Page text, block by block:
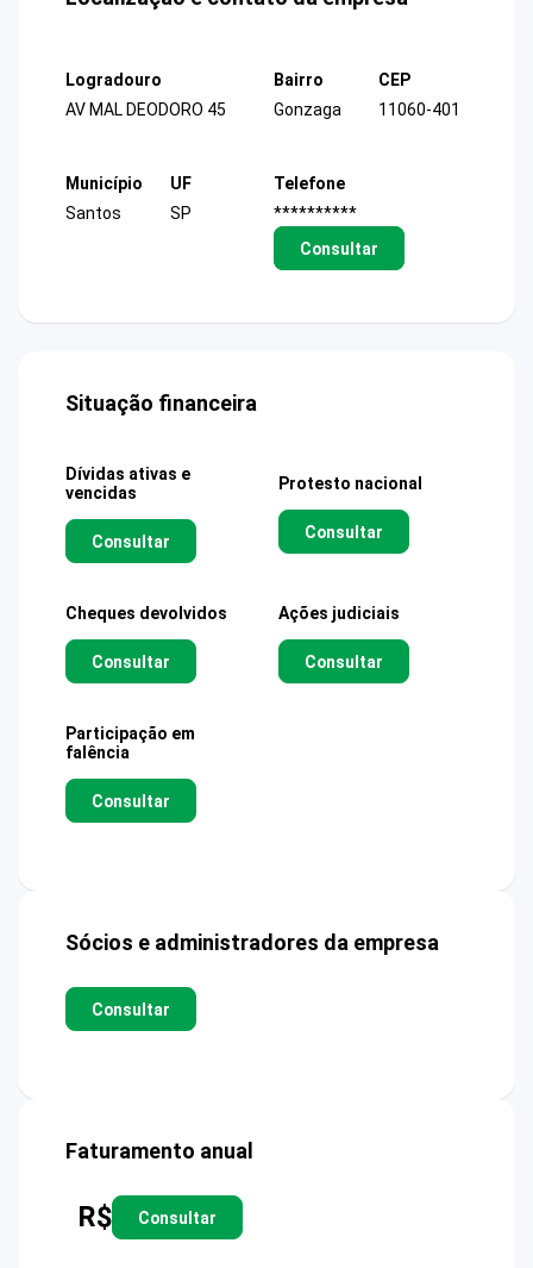
Logradouro
AV MAL DEODORO 45
Bairro
Gonzaga
CEP
11060-401
Município
Santos
UF
SP
Telefone
**********
Consultar
Situação financeira
Dívidas ativas e
vencidas
Consultar
Protesto nacional
Consultar
Cheques devolvidos
Consultar
Ações judiciais
Consultar
Participação em
falência
Consultar
Sócios e administradores da empresa
Consultar
Faturamento anual
R$ Consultar